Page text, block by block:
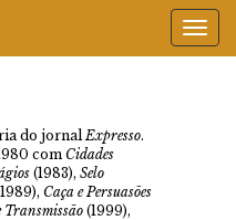
do jornalExpresso.
com Cidades
(1983), Selo
Caça e Persuasões
Transmissão(1999),